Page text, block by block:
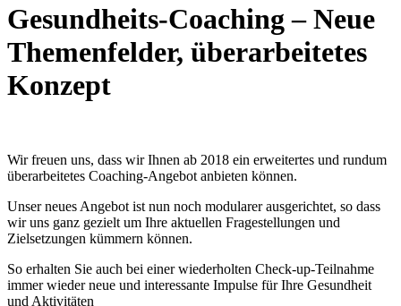
Gesundheits-Coaching – Neue
Themenfelder, überarbeitetes
Konzept
Wir freuen uns, dass wir Ihnen ab 2018 ein erweitertes und rundum
überarbeitetes Coaching-Angebot anbieten können.
Unser neues Angebot ist nun noch modularer ausgerichtet, so dass
wir uns ganz gezielt um Ihre aktuellen Fragestellungen und
Zielsetzungen kümmern können.
So erhalten Sie auch bei einer wiederholten Check-up-Teilnahme
immer wieder neue und interessante Impulse für Ihre Gesundheit
und Aktivitäten